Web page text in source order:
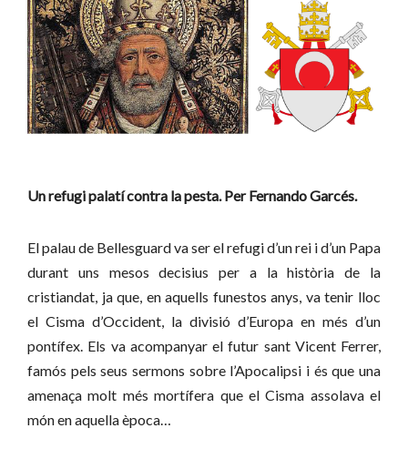
Un refugi palatí contra la pesta. Per Fernando Garcés.
El palau de Bellesguard va ser el refugi d’un rei i d’un Papa
durant uns mesos decisius per a la història de la
cristiandat, ja que, en aquells funestos anys, va tenir lloc
el Cisma d’Occident, la divisió d’Europa en més d’un
pontífex. Els va acompanyar el futur sant Vicent Ferrer,
famós pels seus sermons sobre l’Apocalipsi i és que una
amenaça molt més mortífera que el Cisma assolava el
món en aquella època…